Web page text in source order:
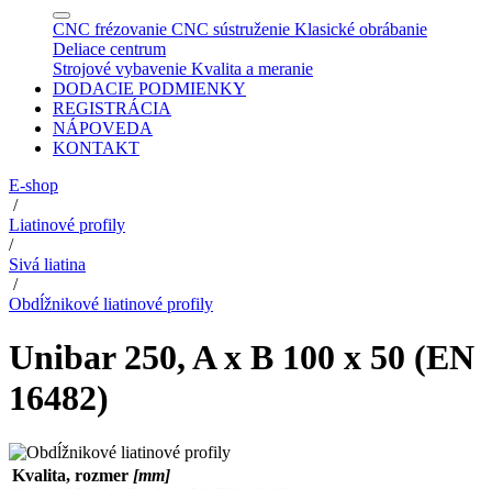
CNC frézovanie CNC sústruženie Klasické obrábanie
Deliace centrum
Strojové vybavenie Kvalita a meranie
DODACIE PODMIENKY
REGISTRÁCIA
NÁPOVEDA
KONTAKT
E-shop
/
Liatinové profily
/
Sivá liatina
/
Obdĺžnikové liatinové profily
Unibar 250, A x B 100 x 50 (EN
16482)
Kvalita, rozmer [mm]